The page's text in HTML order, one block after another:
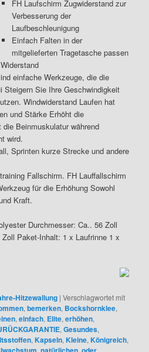
FH Laufschirm Zugwiderstand zur
Verbesserung der
Laufbeschleunigung
Einfach Falten in der
mitgelieferten Tragetasche passen
einfache Werkzeuge, die die
Steigern Sie Ihre Geschwindigkeit
Windwiderstand Laufen hat
und Stärke Erhöht die
Beinmuskulatur während
wird.
Sprinten kurze Strecke und andere
Fallschirm. FH Lauffallschirm
für die Erhöhung Sowohl
Kraft.
Durchmesser: Ca.. 56 Zoll
Paket-Inhalt: 1 x Laufrinne 1 x
Hitzewallung |Verschlagwortet mit
,bemerken, Bockshornklee,
,einfach, Elite,erhöhen,
,Gesundes,
,Kapseln,Kleine,Königreich,